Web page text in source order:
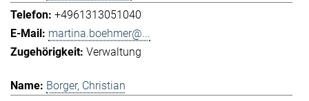
+4961313051040
martina.boehmer@...
Verwaltung
Borger, Christian